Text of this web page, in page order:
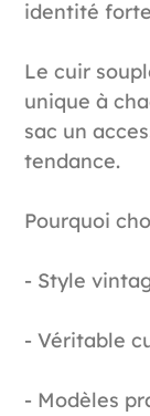
identité
Le cuir
unique à
sac un
tendance.
Pourquoi
- Style
- Véritable
- Modèles